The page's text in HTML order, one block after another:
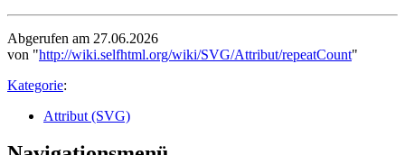
Abgerufen am 27.06.2026
von "http://wiki.selfhtml.org/wiki/SVG/Attribut/repeatCount"
Kategorie:
Attribut (SVG)